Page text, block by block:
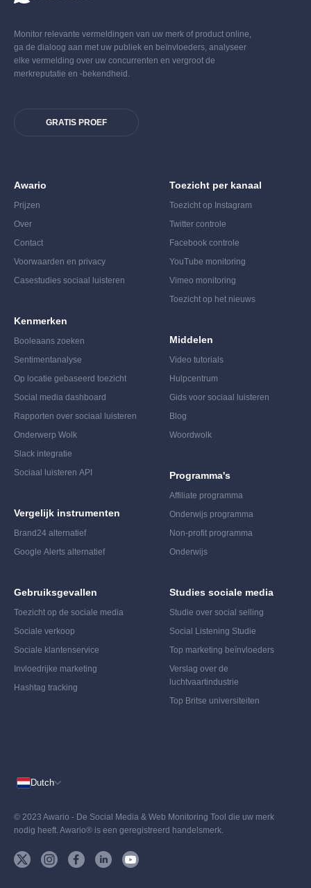
Monitor relevante vermeldingen van uw merk of product online,
ga de dialoog aan met uw publiek en beïnvloeders, analyseer
elke vermelding over uw concurrenten en vergroot de
merkreputatie en -bekendheid.
GRATIS PROEF
Awario
Prijzen
Over
Contact
Voorwaarden en privacy
Casestudies sociaal luisteren
Kenmerken
Booleaans zoeken
Sentimentanalyse
Op locatie gebaseerd toezicht
Social media dashboard
Rapporten over sociaal luisteren
Onderwerp Wolk
Slack integratie
Sociaal luisteren API
Vergelijk instrumenten
Brand24 alternatief
Google Alerts alternatief
Gebruiksgevallen
Toezicht op de sociale media
Sociale verkoop
Sociale klantenservice
Invloedrijke marketing
Hashtag tracking
Toezicht per kanaal
Toezicht op Instagram
Twitter controle
Facebook controle
YouTube monitoring
Vimeo monitoring
Toezicht op het nieuws
Middelen
Video tutorials
Hulpcentrum
Gids voor sociaal luisteren
Blog
Woordwolk
Programma's
Affiliate programma
Onderwijs programma
Non-profit programma
Onderwijs
Studies sociale media
Studie over social selling
Social Listening Studie
Top marketing beïnvloeders
Verslag over de
luchtvaartindustrie
Top Britse universiteiten
Dutch
© 2023 Awario - De Social Media & Web Monitoring Tool die uw merk
nodig heeft. Awario® is een geregistreerd handelsmerk.